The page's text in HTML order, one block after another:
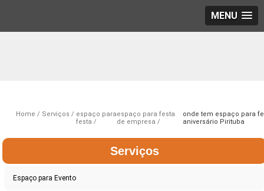
MENU
Home Serviços
espaço para
festa
espaço para festa
de empresa
onde tem espaço para
aniversário Pirituba
Serviços
Espaço para Evento